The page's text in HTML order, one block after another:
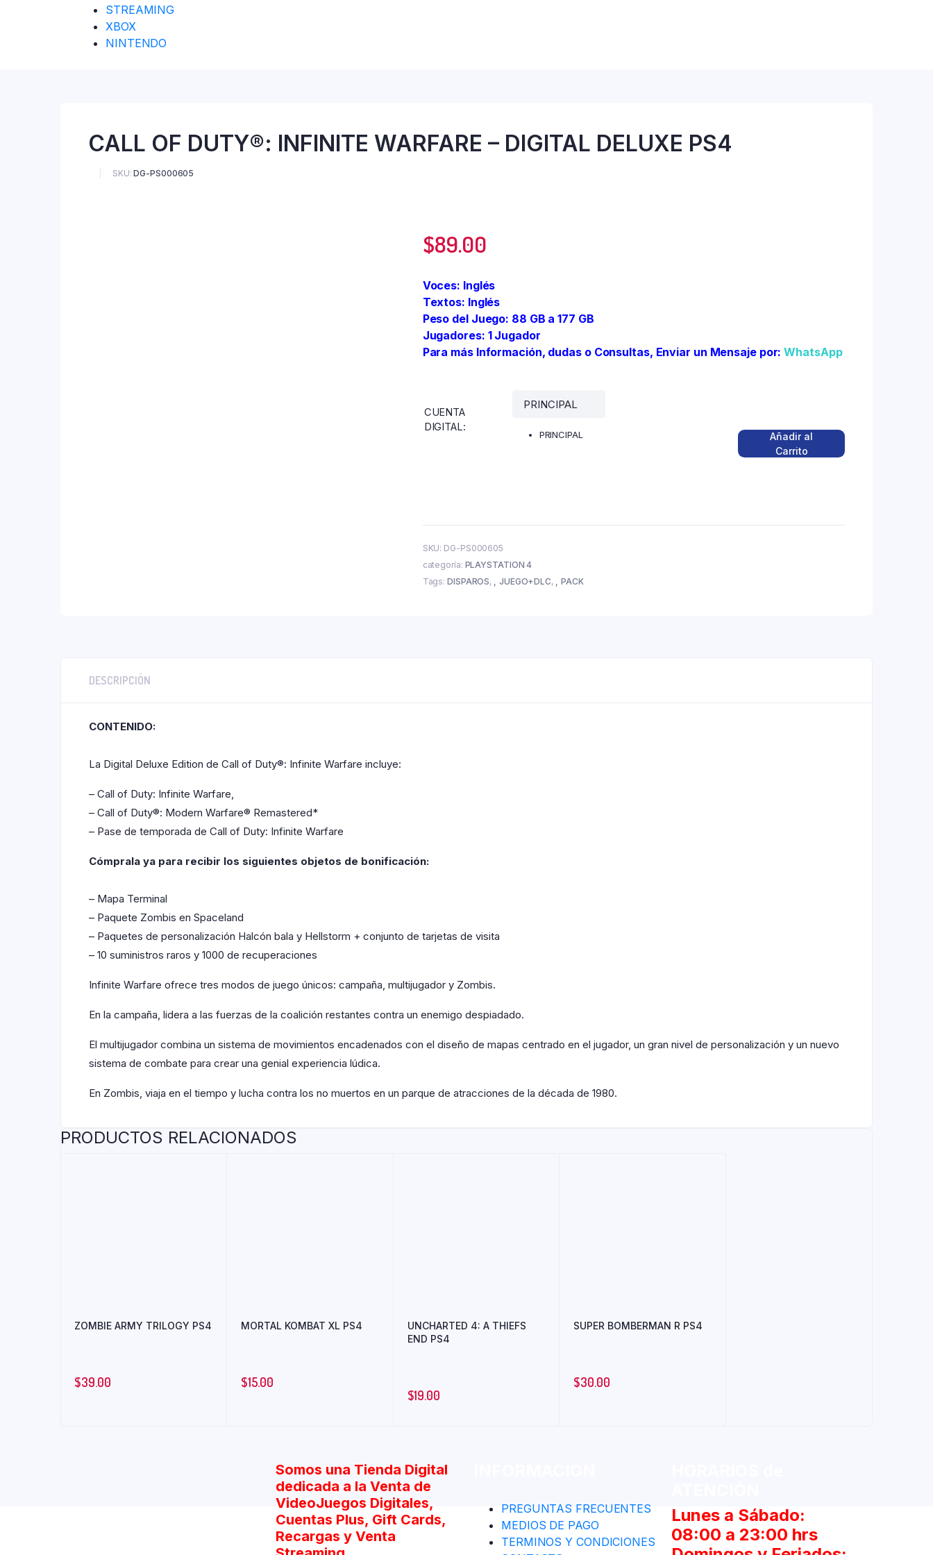
STREAMING
XBOX
NINTENDO
CALL OF DUTY®: INFINITE WARFARE – DIGITAL DELUXE PS4
SKU: DG-PS000605
$89.00
Voces: Inglés
Textos: Inglés
Peso del Juego: 88 GB a 177 GB
Jugadores: 1 Jugador
Para más Información, dudas o Consultas, Enviar un Mensaje por:WhatsApp
CUENTA
DIGITAL:
PRINCIPAL
Añadir al
Carrito
SKU: DG-PS000605
categoría: PLAYSTATION 4
Tags:DISPAROS, JUEGO+DLC, PACK
DESCRIPCIÓN
CONTENIDO:
La Digital Deluxe Edition de Call of Duty®: Infinite Warfare incluye:
– Call of Duty: Infinite Warfare,
– Call of Duty®: Modern Warfare® Remastered*
– Pase de temporada de Call of Duty: Infinite Warfare
Cómprala ya para recibir los siguientes objetos de bonificación:
– Mapa Terminal
– Paquete Zombis en Spaceland
– Paquetes de personalización Halcón bala y Hellstorm + conjunto de tarjetas de visita
– 10 suministros raros y 1000 de recuperaciones
Infinite Warfare ofrece tres modos de juego únicos: campaña, multijugador y Zombis.
En la campaña, lidera a las fuerzas de la coalición restantes contra un enemigo despiadado.
El multijugador combina un sistema de movimientos encadenados con el diseño de mapas centrado en el jugador, un gran nivel de personalización y un nuevo
sistema de combate para crear una genial experiencia lúdica.
En Zombis, viaja en el tiempo y lucha contra los no muertos en un parque de atracciones de la década de 1980.
PRODUCTOS RELACIONADOS
ZOMBIE ARMY TRILOGY PS4
$39.00
MORTAL KOMBAT XL PS4
$15.00
UNCHARTED 4: A THIEFS
END PS4
$19.00
SUPER BOMBERMAN R PS4
$30.00
Somos una Tienda Digital
dedicada a la Venta de
VideoJuegos Digitales,
Cuentas Plus, Gift Cards,
Recargas y Venta
PREGUNTAS FRECUENTES
MEDIOS DE PAGO
TERMINOS Y CONDICIONES
Lunes a Sábado:
08:00 a 23:00 hrs